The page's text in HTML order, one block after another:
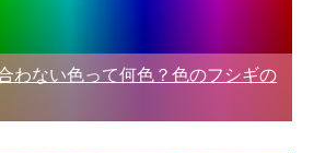
わない色って何色？色のフシギの